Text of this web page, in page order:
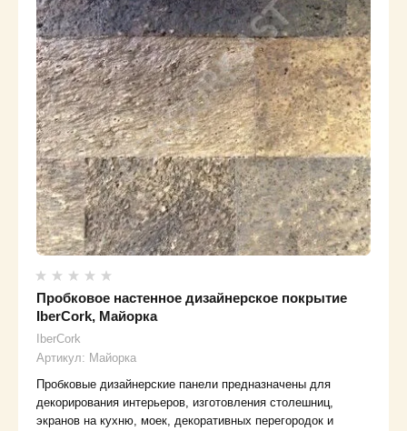
Пробковое настенное дизайнерское покрытие
IberCork, Майорка
IberCork
Артикул: Майорка
Пробковые дизайнерские панели предназначены для
декорирования интерьеров, изготовления столешниц,
экранов на кухню, моек, декоративных перегородок и